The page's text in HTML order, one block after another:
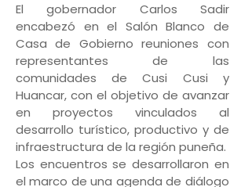
El gobernador Carlos Sadir
encabezó en el Salón Blanco de
Casa de Gobierno reuniones con
representantes de las
comunidades de Cusi Cusi y
Huancar, con el objetivo de avanzar
en proyectos vinculados al
desarrollo turístico, productivo y de
infraestructura de la región puneña.
Los encuentros se desarrollaron en
el marco de una agenda de diálogo